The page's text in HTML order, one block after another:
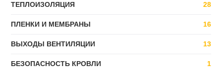
ТЕПЛОИЗОЛЯЦИЯ 28
ПЛЕНКИ И МЕМБРАНЫ 16
ВЫХОДЫ ВЕНТИЛЯЦИИ 13
БЕЗОПАСНОСТЬ КРОВЛИ 1